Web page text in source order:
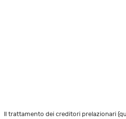
Il trattamento dei creditori prelazionari